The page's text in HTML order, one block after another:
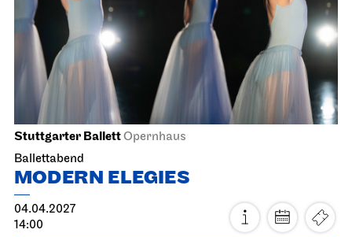
12:45 - 13:15
Di, 13.04.2027